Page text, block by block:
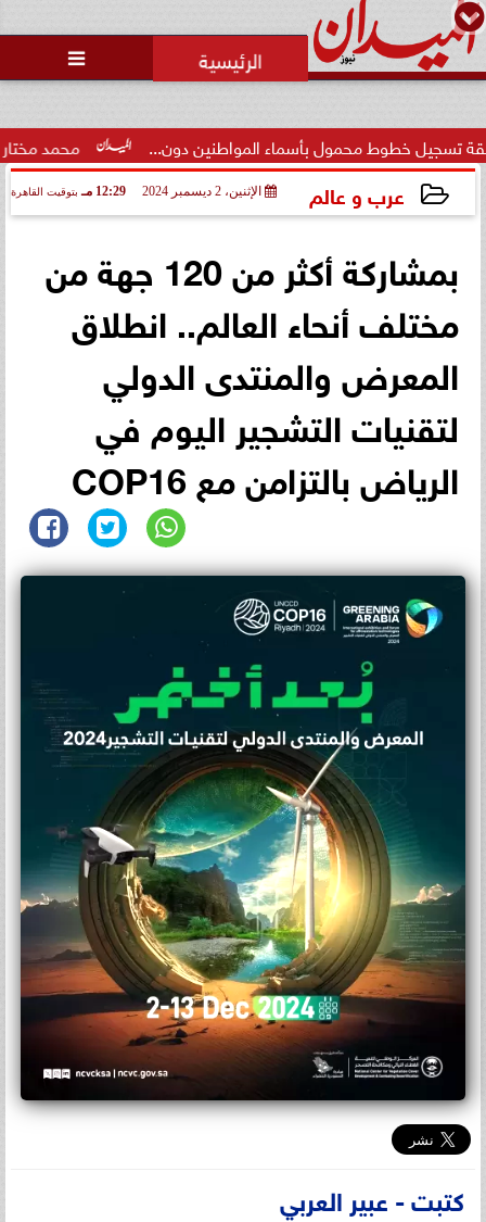

محمد مختار جمعة: بدل محمول بأسماء المواطنين دون...
عرب و عالم الإثنين، 2 ديسمبر 2024 12:29 مـ بتوقيت القاهرة
بمشاركة أكثر من 120 جهة من
مختلف أنحاء العالم.. انطلاق
المعرض والمنتدى الدولي
لتقنيات التشجير اليوم في
الرياض بالتزامن مع COP16
كتبت - عبير العربي